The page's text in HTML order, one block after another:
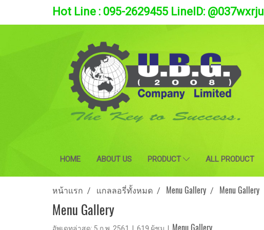
Hot Line : 095-2629455 LineID: @037wxrju
HOME ABOUT US PRODUCT ALL PRODUCT
หน้าแรก แกลลอรี่ทั้งหมด Menu Gallery Menu Gallery
Menu Gallery
Menu Gallery